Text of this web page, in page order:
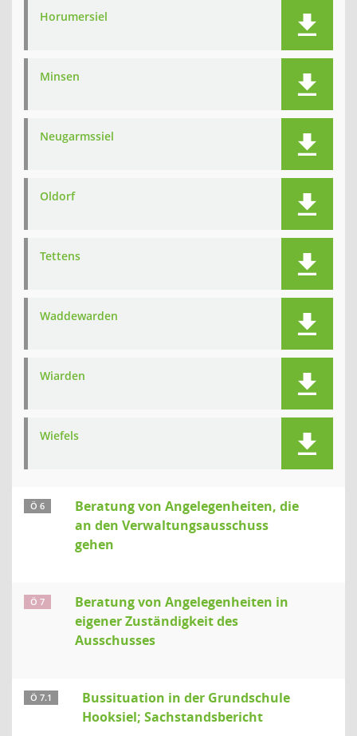
Horumersiel
Minsen
Neugarmssiel
Oldorf
Tettens
Waddewarden
Wiarden
Wiefels
Ö 6
Beratung von Angelegenheiten, die
an den Verwaltungsausschuss
gehen
Ö 7
Beratung von Angelegenheiten in
eigener Zuständigkeit des
Ausschusses
Ö 7.1
Bussituation in der Grundschule
Hooksiel; Sachstandsbericht